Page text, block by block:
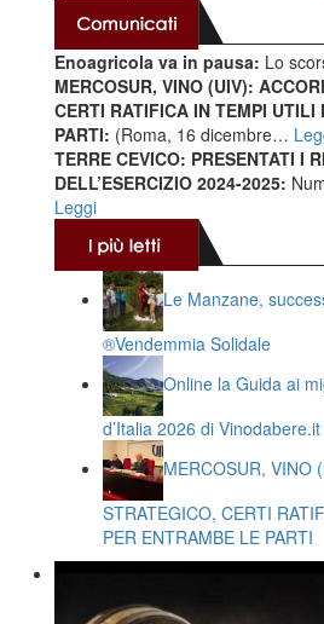
Enoagricola va in pausa: Lo
MERCOSUR, VINO (UIV):
CERTI RATIFICA IN TEMPI UTILI
PARTI: (Roma, 16 dicembre…
TERRE CEVICO: PRESENTATI I
DELL’ESERCIZIO 2024-2025:
Leggi
Le Manzane,
®️Vendemmia Solidale
Online la Guida ai
d’Italia 2026 di Vinodabere.it
MERCOSUR, VINO
STRATEGICO, CERTI
PER ENTRAMBE LE PARTI